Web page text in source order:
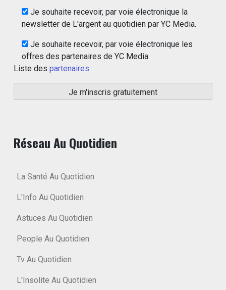
Je souhaite recevoir, par voie électronique la
newsletter de L'argent au quotidien par YC Media.
Je souhaite recevoir, par voie électronique les
offres des partenaires de YC Media
Liste des partenaires
Réseau Au Quotidien
La Santé Au Quotidien
L'Info Au Quotidien
Astuces Au Quotidien
People Au Quotidien
Tv Au Quotidien
L'Insolite Au Quotidien